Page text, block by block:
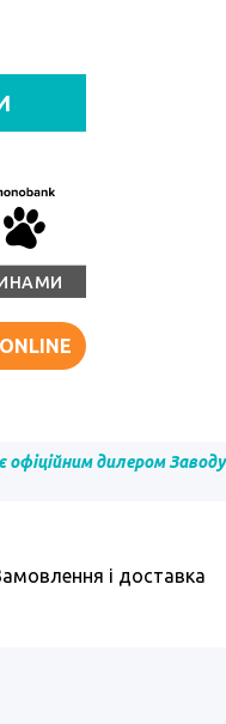
офіційним дилером Заводу
і доставка